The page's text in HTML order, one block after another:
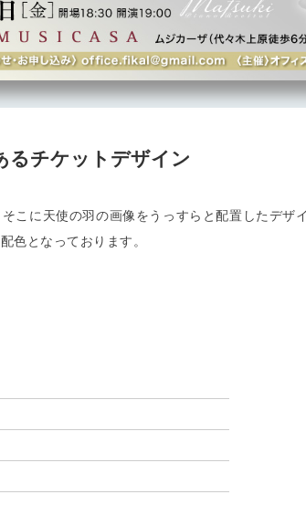
るチケットデザイン
こに天使の羽の画像をうっすらと配置したデ
色となっております。